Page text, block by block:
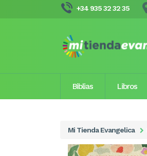
+34 935 32 32 35
Biblias Libros
Mi Tienda Evangelica